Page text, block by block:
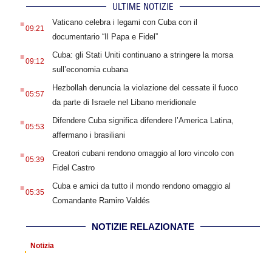
ULTIME NOTIZIE
.09:21
Vaticano celebra i legami con Cuba con il
documentario “Il Papa e Fidel”
.09:12
Cuba: gli Stati Uniti continuano a stringere la morsa
sull’economia cubana
.05:57
Hezbollah denuncia la violazione del cessate il fuoco
da parte di Israele nel Libano meridionale
.05:53
Difendere Cuba significa difendere l’America Latina,
affermano i brasiliani
.05:39
Creatori cubani rendono omaggio al loro vincolo con
Fidel Castro
.05:35
Cuba e amici da tutto il mondo rendono omaggio al
Comandante Ramiro Valdés
NOTIZIE RELAZIONATE
Notizia